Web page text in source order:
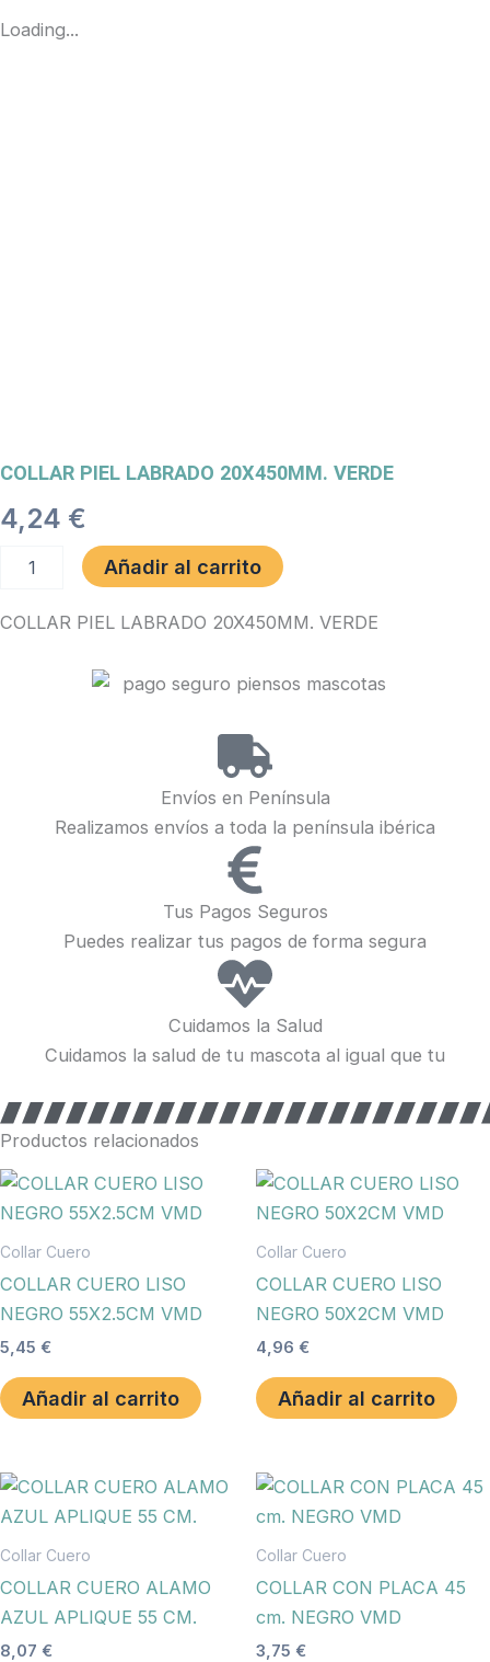
Loading...
COLLAR PIEL LABRADO 20X450MM. VERDE
4,24 €
20X450MM.
Añadir al carrito
COLLAR PIEL LABRADO 20X450MM. VERDE
Envíos en Península
Realizamos envíos a toda la península ibérica
Tus Pagos Seguros
Puedes realizar tus pagos de forma segura
Cuidamos la Salud
Cuidamos la salud de tu mascota al igual que tu
Productos relacionados
Collar Cuero
COLLAR CUERO LISO
NEGRO 55X2.5CM VMD
5,45 €
Añadir al carrito
Collar Cuero
COLLAR CUERO LISO
NEGRO 50X2CM VMD
4,96 €
Añadir al carrito
Collar Cuero
COLLAR CUERO ALAMO
AZUL APLIQUE 55 CM.
8,07 €
Collar Cuero
COLLAR CON PLACA 45
cm. NEGRO VMD
3,75 €